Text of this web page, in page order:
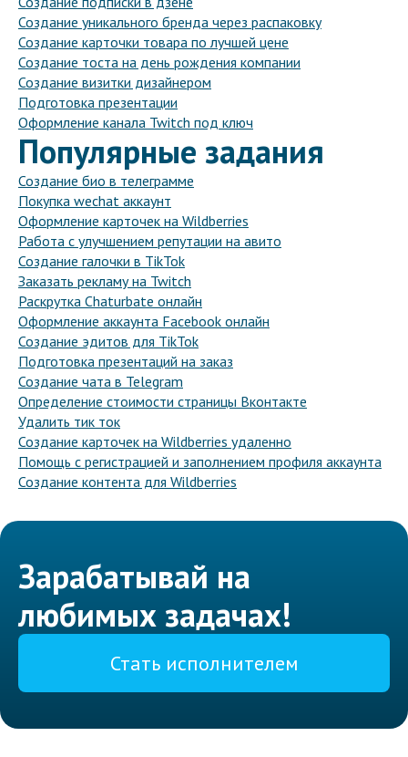
Создание уникального бренда через распаковку
Создание карточки товара по лучшей цене
Создание тоста на день рождения компании
Создание визитки дизайнером
Подготовка презентации
Оформление канала Twitch под ключ
Популярные задания
Создание био в телеграмме
Покупка wechat аккаунт
Оформление карточек на Wildberries
Работа с улучшением репутации на авито
Создание галочки в TikTok
Заказать рекламу на Twitch
Раскрутка Chaturbate онлайн
Оформление аккаунта Facebook онлайн
Создание эдитов для TikTok
Подготовка презентаций на заказ
Создание чата в Telegram
Определение стоимости страницы Вконтакте
Удалить тик ток
Создание карточек на Wildberries удаленно
Помощь с регистрацией и заполнением профиля аккаунта
Создание контента для Wildberries
Зарабатывай на
любимых задачах!
Стать исполнителем